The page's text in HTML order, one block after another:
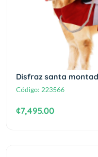
Disfraz santa
Código: 223566
¢7,495.00